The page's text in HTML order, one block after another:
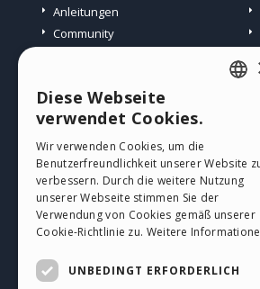
Anleitungen
Community
PROFIL
Meine Beiträge
Meine Lizenz
Download
Webhosting
GERMAN
SPANISH
Diese Webseite
verwendet Cookies.
Wir verwenden Cookies, um die
Benutzerfreundlichkeit unserer Website
verbessern. Durch die weitere Nutzung
unserer Webseite stimmen Sie der
Verwendung von Cookies gemäß unserer
Cookie-Richtlinie zu. Weitere
UNBEDINGT ERFORDERLICH